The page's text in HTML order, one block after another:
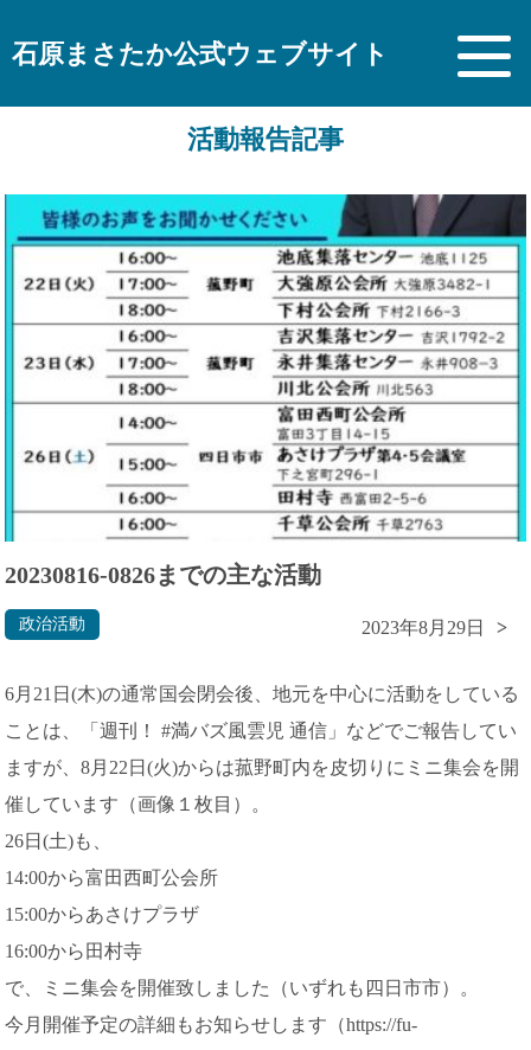
石原まさたか公式ウェブサイト
活動報告記事
20230816-0826までの主な活動
政治活動 2023年8月29日
6月21日(木)の通常国会閉会後、地元を中心に活動をしている
ことは、「週刊！ #満バズ風雲児 通信」などでご報告してい
ますが、8月22日(火)からは菰野町内を皮切りにミニ集会を開
催しています（画像１枚目）。
26日(土)も、
14:00から富田西町公会所
15:00からあさけプラザ
16:00から田村寺
で、ミニ集会を開催致しました（いずれも四日市市）。
今月開催予定の詳細もお知らせします（https://fu-